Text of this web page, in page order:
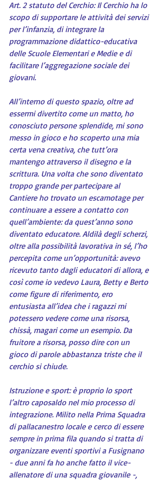
Art. 2 statuto del Cerchio: Il Cerchio ha lo
scopo di supportare le attività dei servizi
per l’infanzia, di integrare la
programmazione didattico-educativa
delle Scuole Elementari e Medie e di
facilitare l’aggregazione sociale dei
giovani.
All’interno di questo spazio, oltre ad
essermi divertito come un matto, ho
conosciuto persone splendide, mi sono
messo in gioco e ho scoperto una mia
certa vena creativa, che tutt’ora
mantengo attraverso il disegno e la
scrittura. Una volta che sono diventato
troppo grande per partecipare al
Cantiere ho trovato un escamotage per
continuare a essere a contatto con
quell’ambiente: da quest’anno sono
diventato educatore. Aldilà degli scherzi,
oltre alla possibilità lavorativa in sé, l’ho
percepita come un’opportunità: avevo
ricevuto tanto dagli educatori di allora, e
così come io vedevo Laura, Betty e Berto
come figure di riferimento, ero
entusiasta all’idea che i ragazzi mi
potessero vedere come una risorsa,
chissà, magari come un esempio. Da
fruitore a risorsa, posso dire con un
gioco di parole abbastanza triste che il
cerchio si chiude.
Istruzione e sport: è proprio lo sport
l’altro caposaldo nel mio processo di
integrazione. Milito nella Prima Squadra
di pallacanestro locale e cerco di essere
sempre in prima fila quando si tratta di
organizzare eventi sportivi a Fusignano
- due anni fa ho anche fatto il vice-
allenatore di una squadra giovanile -,